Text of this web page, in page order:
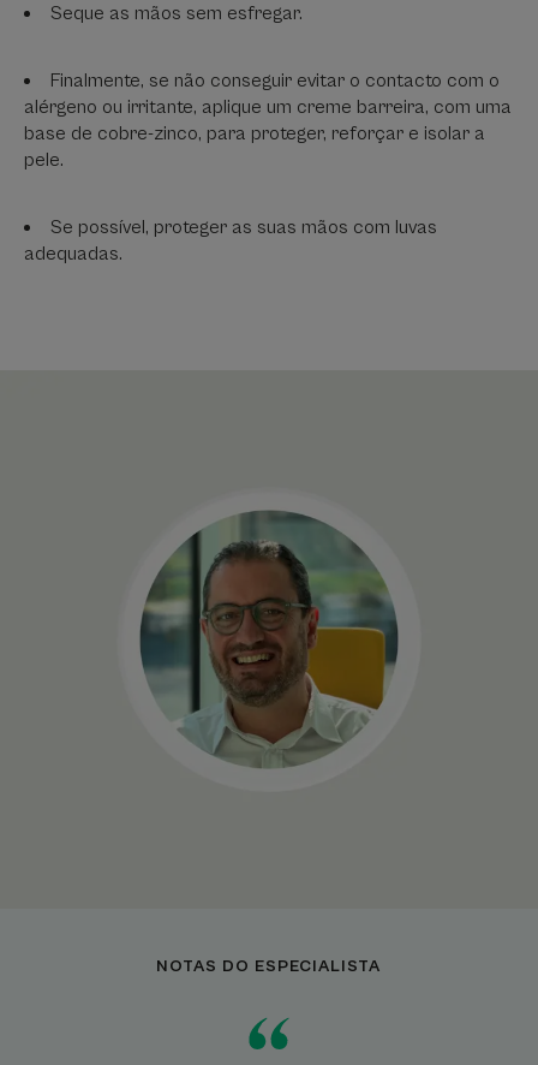
Seque as mãos sem esfregar.
Finalmente, se não conseguir evitar o contacto com o
alérgeno ou irritante, aplique um creme barreira, com uma
base de cobre-zinco, para proteger, reforçar e isolar a
pele.
Se possível, proteger as suas mãos com luvas
adequadas.
NOTAS DO ESPECIALISTA